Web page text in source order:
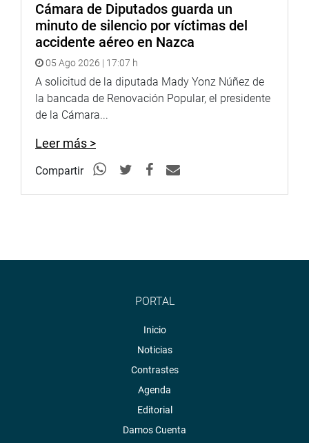
Cámara de Diputados guarda un
minuto de silencio por víctimas del
accidente aéreo en Nazca
05 Ago 2026 | 17:07 h
A solicitud de la diputada Mady Yonz Núñez de
la bancada de Renovación Popular, el presidente
de la Cámara...
Leer más >
Compartir
PORTAL
Inicio
Noticias
Contrastes
Agenda
Editorial
Damos Cuenta